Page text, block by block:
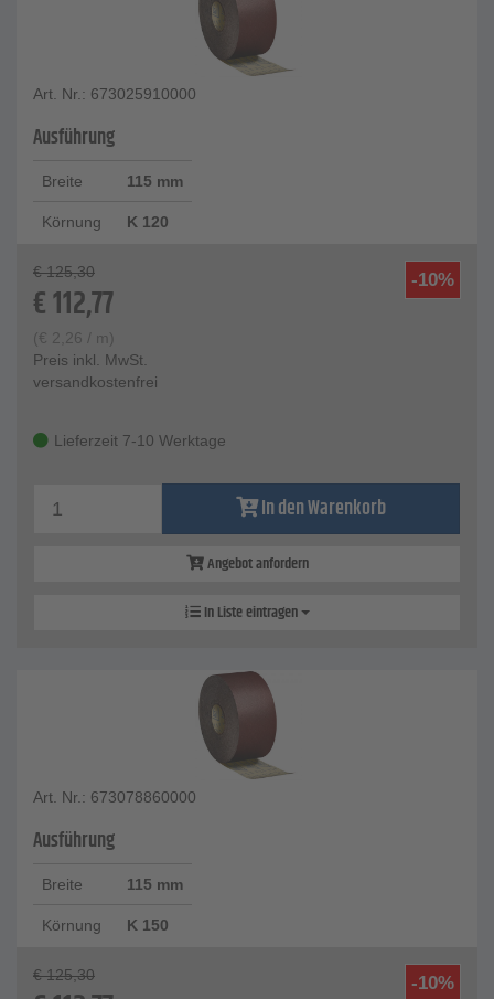
Art. Nr.: 673025910000
Ausführung
Breite 115 mm
Körnung K 120
-10%
€ 125,30
€112,77
(€ 2,26 / m)
Preis inkl. MwSt.
versandkostenfrei
Lieferzeit 7-10 Werktage
In den Warenkorb
Angebot anfordern
In Liste eintragen
Art. Nr.: 673078860000
Ausführung
Breite 115 mm
Körnung K 150
-10%
€ 125,30